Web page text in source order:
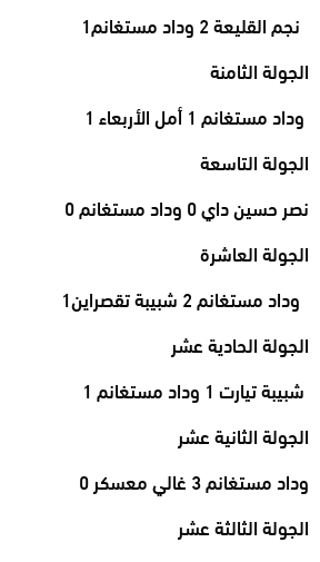
نجم القليعة 2 وداد مستغانم1
الجولة الثامنة
وداد مستغانم 1 أمل الأربعاء 1
الجولة التاسعة
نصر حسين داي 0 وداد مستغانم 0
الجولة العاشرة
وداد مستغانم 2 شبيبة تقصراين1
الجولة الحادية عشر
شبيبة تيارت 1 وداد مستغانم 1
الجولة الثانية عشر
وداد مستغانم 3 غالي معسكر 0
الجولة الثالثة عشر